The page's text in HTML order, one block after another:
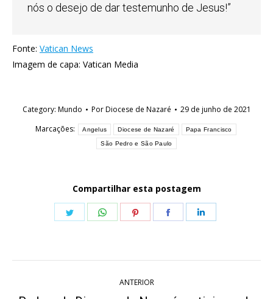
nós o desejo de dar testemunho de Jesus!”
Fonte: Vatican News
Imagem de capa: Vatican Media
Category: Mundo PorDiocese de Nazaré
29 de junho de 2021
Marcações:
Angelus Diocese de Nazaré Papa Francisco
São Pedro e São Paulo
Compartilhar esta postagem
Share
Share
Share
Share
ANTERIOR